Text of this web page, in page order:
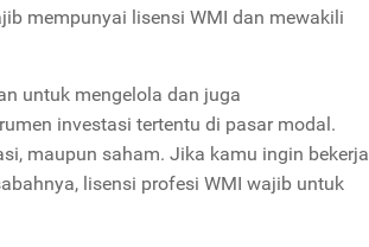
mempunyai lisensi WMI dan mewakili
untuk mengelola dan juga
investasi tertentu di pasar modal.
maupun saham. Jika kamu ingin bekerja
lisensi profesi WMI wajib untuk